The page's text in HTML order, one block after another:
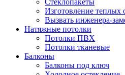
Стеклопакеты
Изготовление теплых
Вызвать инженера-
Натяжные потолки
Потолки ПВХ
Потолки тканевые
Балконы
Балконы под ключ